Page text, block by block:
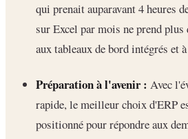
qui prenait auparavant 4 heures
sur Excel par mois ne prend
aux tableaux de bord intégrés et
Préparation à l'avenir : Avec
rapide, le meilleur choix d'ERP
positionné pour répondre aux